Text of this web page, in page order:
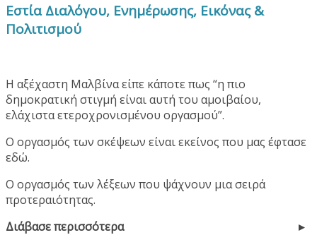
Εστία Διαλόγου, Ενημέρωσης, Εικόνας &
Πολιτισμού
Η αξέχαστη Μαλβίνα είπε κάποτε πως “η πιο
δημοκρατική στιγμή είναι αυτή του αμοιβαίου,
ελάχιστα ετεροχρονισμένου οργασμού”.
Ο οργασμός των σκέψεων είναι εκείνος που μας έφτασε
εδώ.
Ο οργασμός των λέξεων που ψάχνουν μια σειρά
προτεραιότητας.
Διάβασε περισσότερα